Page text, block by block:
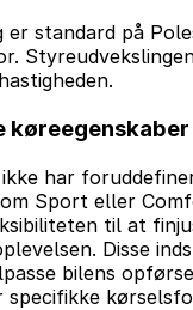
er standard på
køreegenskaber
har
Sport eller
til at
Disse
bilens